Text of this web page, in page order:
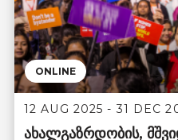
ONLINE
12 AUG 2025 - 31 DEC
ახალგაზრდობის,